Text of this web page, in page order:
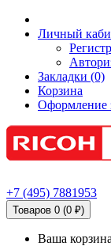
Личный
Закладки (0)
Корзина
Оформление
+7 (495) 7881953
Товаров 0 (0 ₽)
Ваша